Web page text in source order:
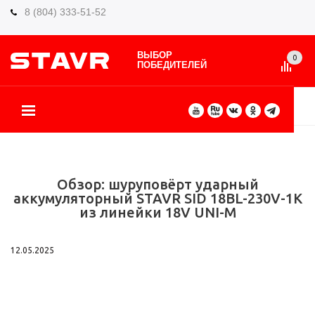
8 (804) 333-51-52
ВЫБОР
ПОБЕДИТЕЛЕЙ
0
КАТАЛОГ ТОВАРОВ
ПАРТНЁРАМ КОНТАКТЫ
Обзор: шуруповёрт ударный
аккумуляторный STAVR SID 18BL-230V-1K
из линейки 18V UNI-M
12.05.2025